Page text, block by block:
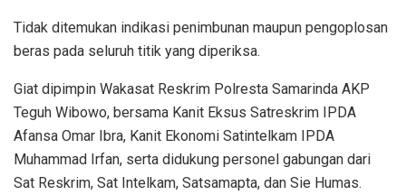
Tidak ditemukan indikasi penimbunan maupun pengoplosan
beras pada seluruh titik yang diperiksa.
Giat dipimpin Wakasat Reskrim Polresta Samarinda AKP
Teguh Wibowo, bersama Kanit Eksus Satreskrim IPDA
Afansa Omar Ibra, Kanit Ekonomi Satintelkam IPDA
Muhammad Irfan, serta didukung personel gabungan dari
Sat Reskrim, Sat Intelkam, Satsamapta, dan Sie Humas.